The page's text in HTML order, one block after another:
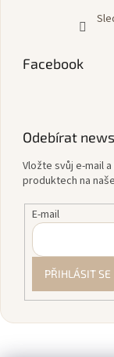
Facebook
Odebírat
Vložte svůj e-mail
produktech na
E-mail
PŘIHLÁSIT SE